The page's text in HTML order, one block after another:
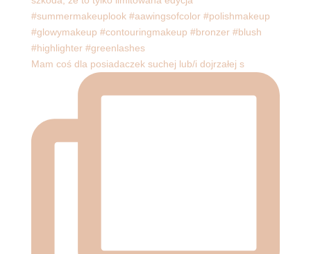
Mam coś dla posiadaczek suchej lub/i dojrzałej s